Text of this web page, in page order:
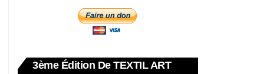
3ème Édition De TEXTIL ART